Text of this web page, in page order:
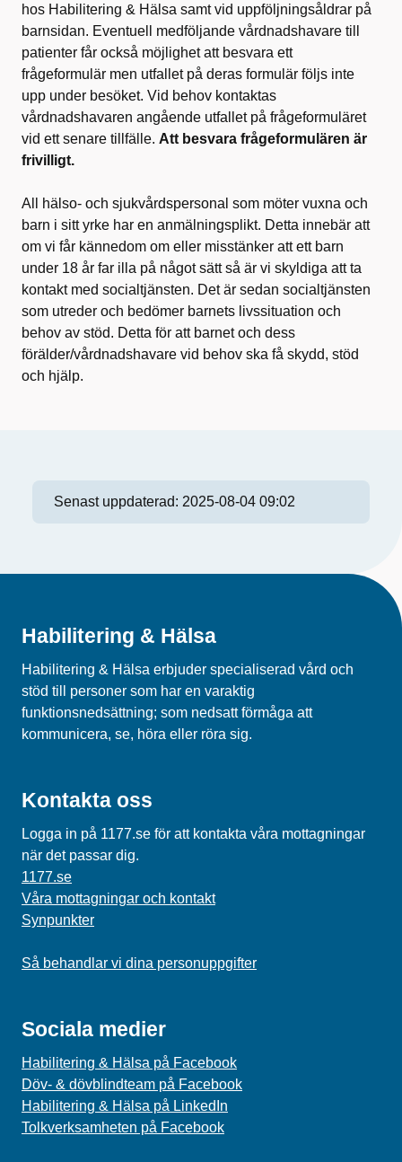
hos Habilitering & Hälsa samt vid uppföljningsåldrar på
barnsidan. Eventuell medföljande vårdnadshavare till
patienter får också möjlighet att besvara ett
frågeformulär men utfallet på deras formulär följs inte
upp under besöket. Vid behov kontaktas
vårdnadshavaren angående utfallet på frågeformuläret
vid ett senare tillfälle. Att besvara frågeformulären är
frivilligt.
All hälso- och sjukvårdspersonal som möter vuxna och
barn i sitt yrke har en anmälningsplikt. Detta innebär att
om vi får kännedom om eller misstänker att ett barn
under 18 år far illa på något sätt så är vi skyldiga att ta
kontakt med socialtjänsten. Det är sedan socialtjänsten
som utreder och bedömer barnets livssituation och
behov av stöd. Detta för att barnet och dess
förälder/vårdnadshavare vid behov ska få skydd, stöd
och hjälp.
Senast uppdaterad: 2025-08-04 09:02
Habilitering & Hälsa
Habilitering & Hälsa erbjuder specialiserad vård och
stöd till personer som har en varaktig
funktionsnedsättning; som nedsatt förmåga att
kommunicera, se, höra eller röra sig.
Kontakta oss
Logga in på 1177.se för att kontakta våra mottagningar
när det passar dig.
1177.se
Våra mottagningar och kontakt
Synpunkter
Så behandlar vi dina personuppgifter
Sociala medier
Habilitering & Hälsa på Facebook
Döv- & dövblindteam på Facebook
Habilitering & Hälsa på LinkedIn
Tolkverksamheten på Facebook